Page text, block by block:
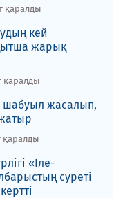
қаралды
кей
жарық
қаралды
шабуыл жасалып,
қаралды
«Іле-
суреті